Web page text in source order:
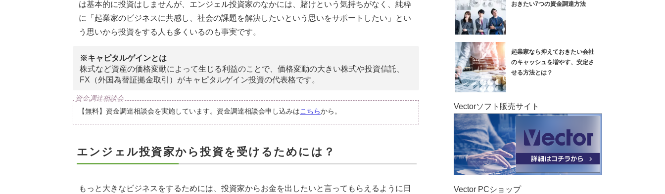
は基本的に投資はしませんが、エンジェル投資家のなかには、賭けという気持ちがなく、純粋
に「起業家のビジネスに共感し、社会の課題を解決したいという思いをサポートしたい」とい
う思いから投資をする人も多くいるのも事実です。
※キャピタルゲインとは
株式など資産の価格変動によって生じる利益のことで、価格変動の大きい株式や投資信託、
FX（外国為替証拠金取引）がキャピタルゲイン投資の代表格です。
【無料】資金調達相談会を実施しています。資金調達相談会申し込みはこちらから。
エンジェル投資家から投資を受けるためには？
もっと大きなビジネスをするためには、投資家からお金を出したいと言ってもらえるように日
おきたい7つの資金調達方法
起業家なら抑えておきたい会社
のキャッシュを増やす、安定さ
せる方法とは？
Vectorソフト販売サイト
Vector PCショップ